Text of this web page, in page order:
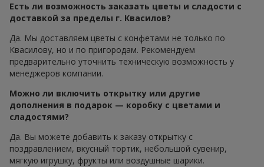
Есть ли возможность заказать цветы и сладости с
доставкой за пределы г. Квасилов?
Да. Мы доставляем цветы с конфетами не только по
Квасилову, но и по пригородам. Рекомендуем
предварительно уточнить техническую возможность у
менеджеров компании.
Можно ли включить открытку или другие
дополнения в подарок — коробку с цветами и
сладостями?
Да. Вы можете добавить к заказу открытку с
поздравлением, вкусный тортик, небольшой сувенир,
мягкую игрушку, фрукты или воздушные шарики.